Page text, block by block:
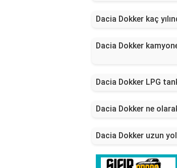
Dacia Dokker kaç
Dacia Dokker
Dacia Dokker LPG
Dacia Dokker ne
Dacia Dokker uzun